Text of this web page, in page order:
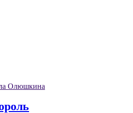
Олюшкина